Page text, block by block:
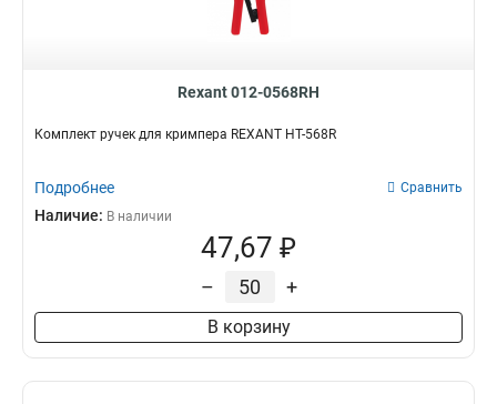
Rexant 012-0568RH
Комплект ручек для кримпера REXANT HT-568R
Подробнее Сравнить
Наличие: В наличии
47,67 ₽
– +
В корзину